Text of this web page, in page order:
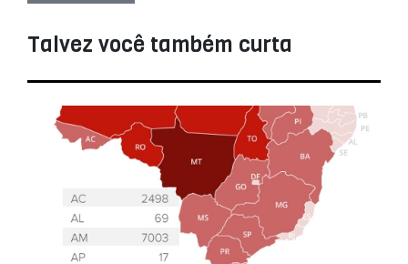
Talvez você também curta